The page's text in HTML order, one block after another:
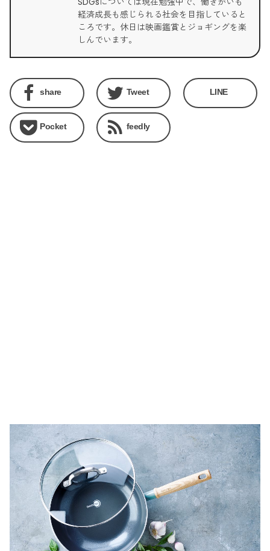
経済成長も感じられる社会を目指していると
ころです。休日は映画鑑賞とジョギングを楽
しんでいます。
share Tweet LINE
Pocket feedly